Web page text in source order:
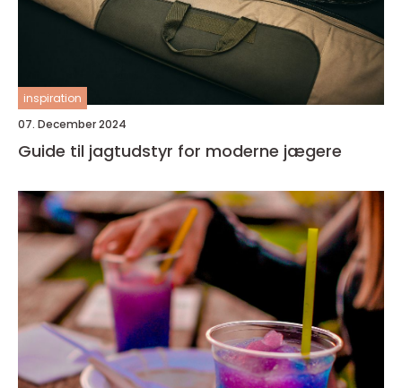
inspiration
07. December 2024
Guide til jagtudstyr for moderne jægere